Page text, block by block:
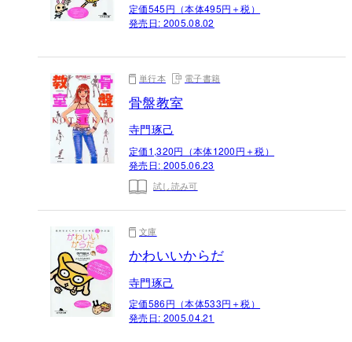
定価545円（本体495円＋税）
発売日: 2005.08.02
単行本 電子書籍
骨盤教室
寺門琢己
定価1,320円（本体1200円＋税）
発売日: 2005.06.23
試し読み可
文庫
かわいいからだ
寺門琢己
定価586円（本体533円＋税）
発売日: 2005.04.21